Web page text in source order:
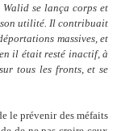
Walid se lança corps et
son utilité. Il contribuait
massives, et
il était resté inactif, à
tous les fronts, et se
le prévenir des méfaits